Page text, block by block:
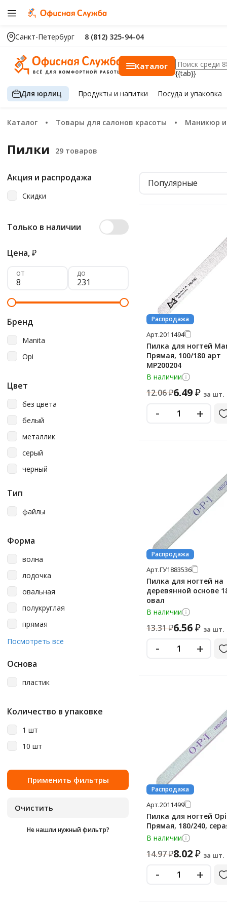
Санкт-Петербург 8 (812) 325-94-04
Каталог
{{tab}}
Для юрлиц Продуктыи напитки Посуда и упаковка
Каталог Товары для салонов красоты Маникюр
Пилки
Акция и распродажа
Скидки
Только в наличии
Цена,₽
от до
Бренд
Manita
Opi
Цвет
без цвета
белый
металлик
серый
черный
Тип
файлы
Форма
волна
лодочка
овальная
полукруглая
прямая
прямоугольная
Посмотреть все
Основа
пластик
Количество в упаковке
1 шт
10 шт
Не нашли нужный фильтр?
Популярные
Распродажа
Арт.2011494
Пилка для ногтей
Прямая, 100/180 арт
МР200204
В наличии
12.06₽6.49₽ за шт.
- +
Распродажа
Арт.ГУ1883536
Пилка для ногтей на
деревянной основе
овал
В наличии
13.31₽6.56₽ за шт.
- +
Распродажа
Арт.2011499
Пилка для ногтей Opi
Прямая, 180/240,
В наличии
14.97₽8.02₽ за шт.
- +